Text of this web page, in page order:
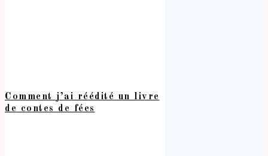
Comment j’ai réédité un livre
de contes de fées